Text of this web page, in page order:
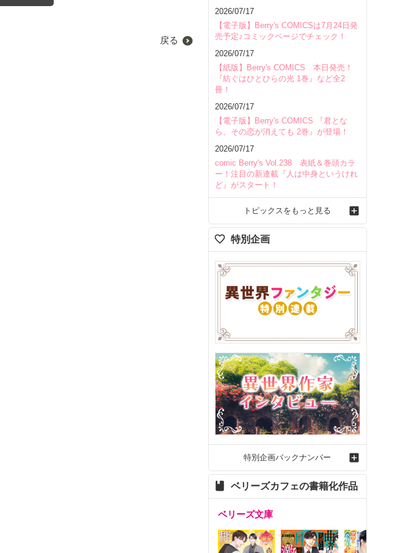
戻る
2026/07/17
【電子版】Berry's COMICSは7月24日発
売予定♪コミックページでチェック！
2026/07/17
【紙版】Berry's COMICS 本日発売！
『紡ぐはひとひらの光 1巻』など全2
冊！
2026/07/17
【電子版】Berry's COMICS 『君とな
ら、その恋が消えても 2巻』が登場！
2026/07/17
comic Berry's Vol.238 表紙＆巻頭カラ
ー！注目の新連載『人は中身というけれ
ど』がスタート！
トピックスをもっと見る
特別企画
特別企画バックナンバー
ベリーズカフェの書籍化作品
ベリーズ文庫